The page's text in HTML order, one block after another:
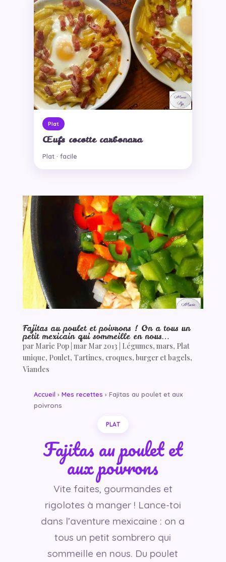
Plat
Œufs cocotte carbonara
Plat · facile
Fajitas au poulet et poivrons ! On a tous un
petit mexicain qui sommeille en nous…
par Marie Pop| mar Mar 2013 Légumes, mars, Plat
unique, Poulet, Tartines, croques, burger et bagels,
Viandes
Accueil › Mes recettes › Fajitas au poulet et aux
poivrons
PLAT
Fajitas au poulet et
aux poivrons
Vite faites, gourmandes et
rigolotes à manger ! Lance-toi
dans l’aventure mexicaine : on a
tous un petit sombrero qui
sommeille en nous. Du poulet